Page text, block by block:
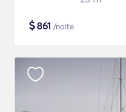
$861 /noite